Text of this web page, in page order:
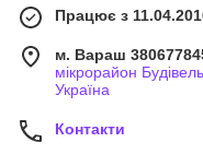
Працює з
м. Вараш
мікрорайон
Україна
Контакти